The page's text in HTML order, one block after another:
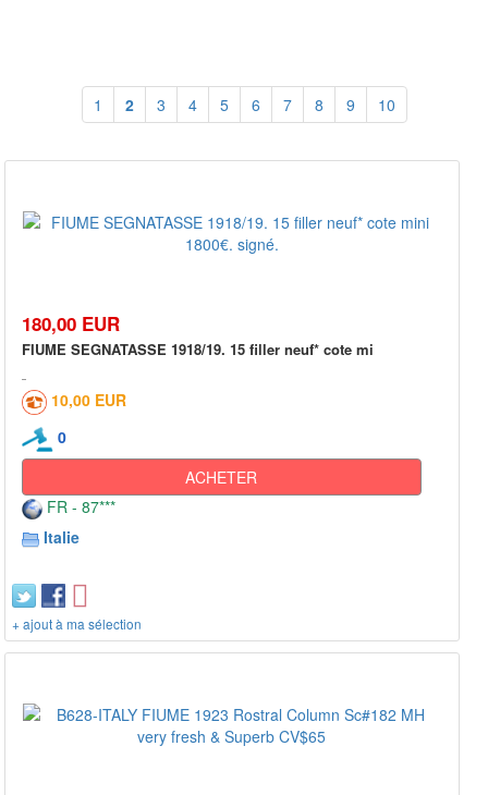
1 2 3 4 5 6 7 8 9 10
180,00 EUR
FIUME SEGNATASSE 1918/19. 15 filler neuf* cote mi
10,00 EUR
0
ACHETER
FR - 87***
Italie
+ ajout à ma sélection